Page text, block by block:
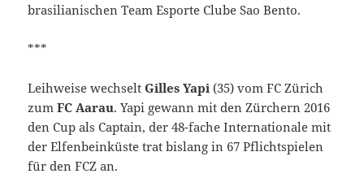
brasilianischen Team Esporte Clube Sao Bento.
***
Leihweise wechseltGilles Yapi (35) vom FC Zürich
zumFC Aarau. Yapi gewann mit den Zürchern 2016
den Cup als Captain, der 48-fache Internationale mit
der Elfenbeinküste trat bislang in 67 Pflichtspielen
für den FCZ an.